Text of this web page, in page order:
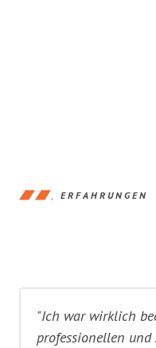
ERFAHRUNGEN
"Ich war wirklich
professionellen